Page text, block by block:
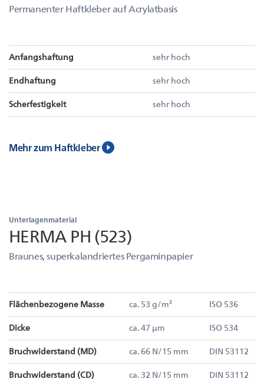
Permanenter Haftkleber auf Acrylatbasis
Anfangshaftung sehr hoch
Endhaftung sehr hoch
Scherfestigkeit sehr hoch
Mehr zum Haftkleber
Unterlagenmaterial
HERMA PH (523)
Braunes, superkalandriertes Pergaminpapier
Flächenbezogene Masse ca. 53 g/m² ISO 536
Dicke ca. 47 µm ISO 534
Bruchwiderstand (MD) ca. 66 N/15 mm DIN 53112
Bruchwiderstand (CD) ca. 32 N/15 mm DIN 53112